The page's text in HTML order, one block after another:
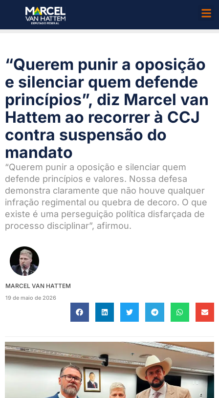
“Querem punir a oposição
e silenciar quem defende
princípios”, diz Marcel van
Hattem ao recorrer à CCJ
contra suspensão do
mandato
“Querem punir a oposição e silenciar quem
defende princípios e valores. Nossa defesa
demonstra claramente que não houve qualquer
infração regimental ou quebra de decoro. O que
existe é uma perseguição política disfarçada de
processo disciplinar”, afirmou.
MARCEL VAN HATTEM
19 de maio de 2026